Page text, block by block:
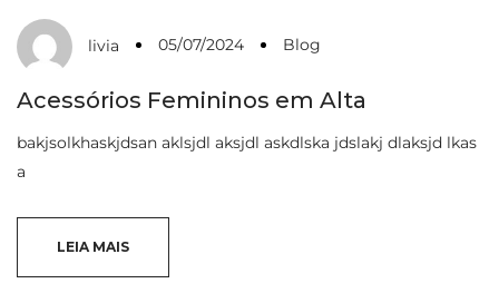
livia 05/07/2024 Blog
Acessórios Femininos em Alta
bakjsolkhaskjdsan aklsjdl aksjdl askdlska jdslakj dlaksjd lkas
a
LEIA MAIS